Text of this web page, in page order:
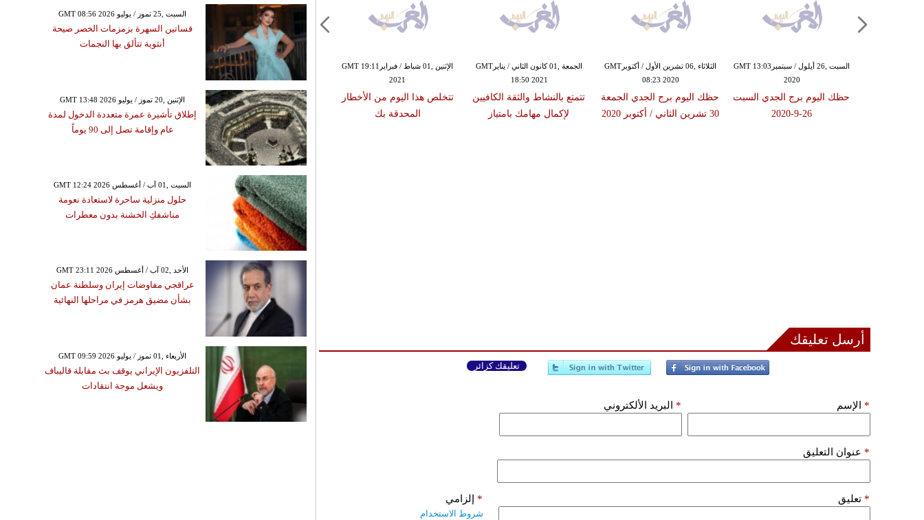
الإثنين ,01 شباط / فبرايرGMT 19:11
2021
تتخلص هذا اليوم من الأخطار
المحدقة بك
الجمعة ,01 كانون الثاني / ينايرGMT
18:50 2021
تتمتع بالنشاط والثقة الكافيين
لإكمال مهامك بامتياز
الثلاثاء ,06 تشرين الأول / أكتوبرGMT
08:23 2020
حظك اليوم برج الجدي الجمعة
السبت ,26 أيلول / سبتمبرGMT 13:03
2020
حظك اليوم برج الجدي السبت
26-9-2020
الجمعة ,01 أيار / مايوGMT 19:02 2020
أبرز الأحداث اليوميّة
أرسل تعليقك
تعليقك كزائر
الإسم * البريد الألكتروني *
عنوان التعليق *
تعليق * إلزامي *
شروط الاستخدام
GMT 08:56 2026 السبت ,25 تموز / يوليو
فساتين السهرة بزمزمات الخصر صيحة
أنثوية تتألق بها النجمات
GMT 13:48 2026 الإثنين ,20 تموز / يوليو
إطلاق تأشيرة عمرة متعددة الدخول لمدة
عام وإقامة تصل إلى 90 يوماً
GMT 12:24 2026 السبت ,01 آب / أغسطس
حلول منزلية ساحرة لاستعادة نعومة
مناشفكِ الخشنة بدون معطرات
GMT 23:11 2026 الأحد ,02 آب / أغسطس
عراقجي مفاوضات إيران وسلطنة عمان
بشأن مضيق هرمز في مراحلها النهائية
GMT 09:59 2026 الأربعاء ,01 تموز / يوليو
التلفزيون الإيراني يوقف بث مقابلة قاليباف
ويشعل موجة انتقادات